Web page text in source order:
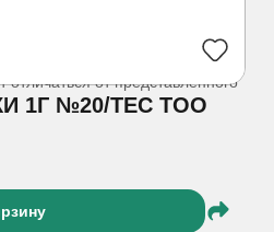
от представленного
1Г №20/ТЕС ТОО